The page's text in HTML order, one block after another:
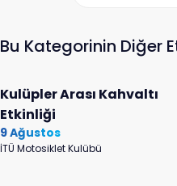
Bu Kategorinin Diğer
Kulüpler Arası Kahvaltı
Etkinliği
9 Ağustos
İTÜ Motosiklet Kulübü